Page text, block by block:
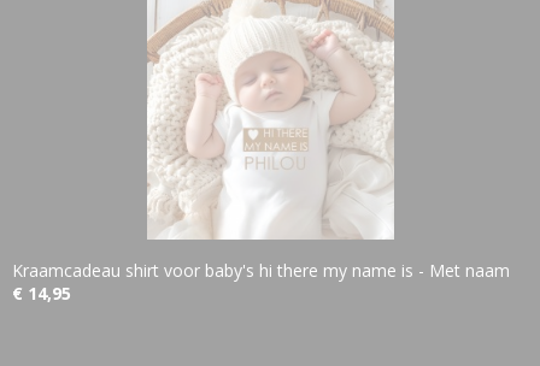
Kraamcadeau shirt voor baby's hi there my name is - Met naam
€ 14,95